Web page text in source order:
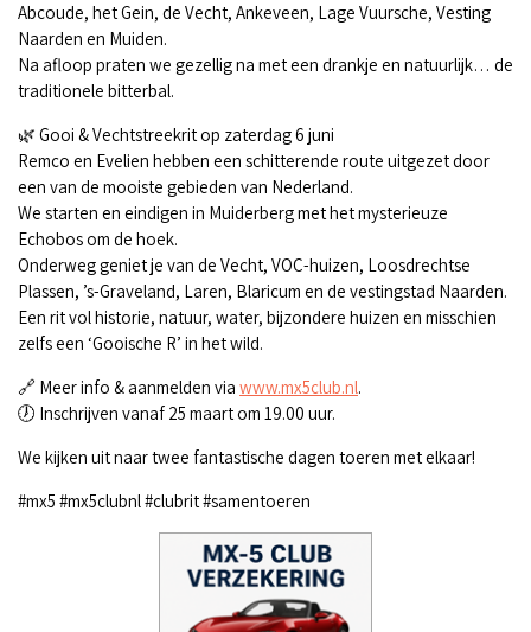
Abcoude, het Gein, de Vecht, Ankeveen, Lage Vuursche, Vesting
Naarden en Muiden.
Na afloop praten we gezellig na met een drankje en natuurlijk… de
traditionele bitterbal.
🌿 Gooi & Vechtstreekrit op zaterdag 6 juni
Remco en Evelien hebben een schitterende route uitgezet door
een van de mooiste gebieden van Nederland.
We starten en eindigen in Muiderberg met het mysterieuze
Echobos om de hoek.
Onderweg geniet je van de Vecht, VOC-huizen, Loosdrechtse
Plassen, ’s-Graveland, Laren, Blaricum en de vestingstad Naarden.
Een rit vol historie, natuur, water, bijzondere huizen en misschien
zelfs een ‘Gooische R’ in het wild.
🔗 Meer info & aanmelden via www.mx5club.nl.
🕖 Inschrijven vanaf 25 maart om 19.00 uur.
We kijken uit naar twee fantastische dagen toeren met elkaar!
#mx5 #mx5clubnl #clubrit #samentoeren